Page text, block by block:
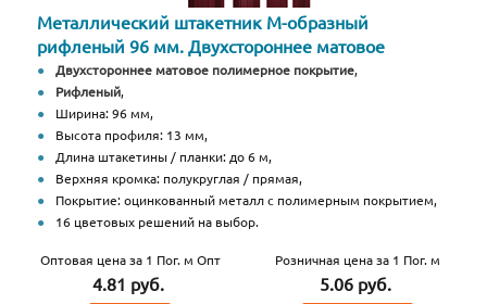
Металлический штакетник М-образный
рифленый 96 мм. Двухстороннее матовое
Двухстороннее матовое полимерное покрытие,
Рифленый,
Ширина: 96 мм,
Высота профиля: 13 мм,
Длина штакетины / планки: до 6 м,
Верхняя кромка: полукруглая / прямая,
Покрытие: оцинкованный металл с полимерным покрытием,
16 цветовых решений на выбор.
Оптовая цена за 1 Пог. м Опт
4.81 руб.
Розничная цена за 1 Пог. м
5.06 руб.